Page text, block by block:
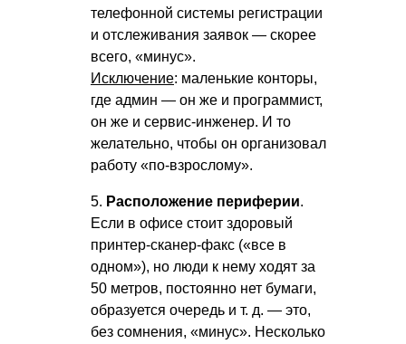
телефонной системы регистрации
и отслеживания заявок — скорее
всего, «минус».
Исключение: маленькие конторы,
где админ — он же и программист,
он же и сервис-инженер. И то
желательно, чтобы он организовал
работу «по-взрослому».
5. Расположение периферии.
Если в офисе стоит здоровый
принтер-сканер-факс («все в
одном»), но люди к нему ходят за
50 метров, постоянно нет бумаги,
образуется очередь и т. д. — это,
без сомнения, «минус». Несколько